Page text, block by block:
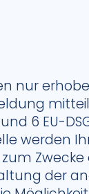
nur
6 EU-
werden
der